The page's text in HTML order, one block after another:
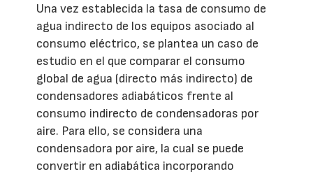
Una vez establecida la tasa de consumo de
agua indirecto de los equipos asociado al
consumo eléctrico, se plantea un caso de
estudio en el que comparar el consumo
global de agua (directo más indirecto) de
condensadores adiabáticos frente al
consumo indirecto de condensadoras por
aire. Para ello, se considera una
condensadora por aire, la cual se puede
convertir en adiabática incorporando